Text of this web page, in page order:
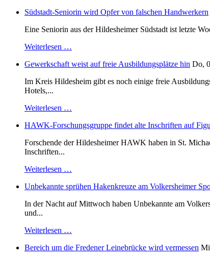
Südstadt-Seniorin wird Opfer von falschen Handwerkern
Eine Seniorin aus der Hildesheimer Südstadt ist letzte
Weiterlesen …
Gewerkschaft weist auf freie Ausbildungsplätze hin Do,
Im Kreis Hildesheim gibt es noch einige freie
Hotels,...
Weiterlesen …
HAWK-Forschungsgruppe findet alte Inschriften auf
Forschende der Hildesheimer HAWK haben in St.
Inschriften...
Weiterlesen …
Unbekannte sprühen Hakenkreuze am Volkersheimer
In der Nacht auf Mittwoch haben Unbekannte am
und...
Weiterlesen …
Bereich um die Fredener Leinebrücke wird vermessen